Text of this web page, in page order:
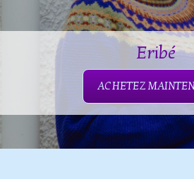
Eribé
ACHETEZ